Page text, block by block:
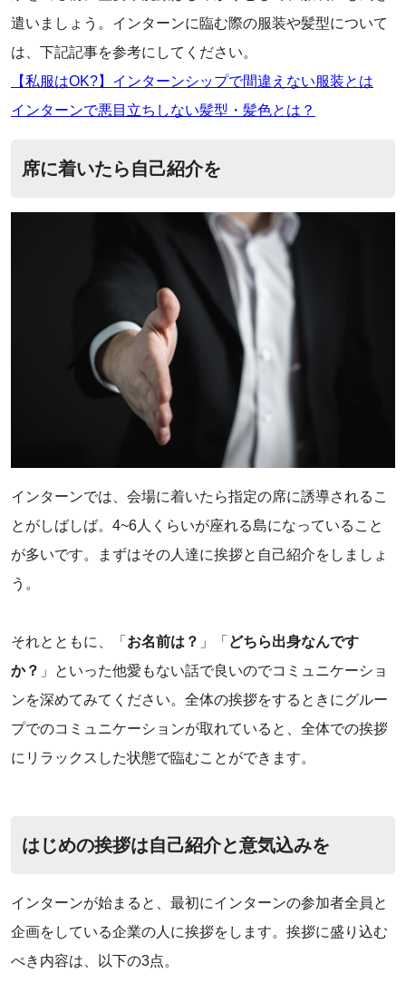
遣いましょう。インターンに臨む際の服装や髪型について
は、下記記事を参考にしてください。
【私服はOK?】インターンシップで間違えない服装とは
インターンで悪目立ちしない髪型・髪色とは？
席に着いたら自己紹介を
インターンでは、会場に着いたら指定の席に誘導されるこ
とがしばしば。4~6人くらいが座れる島になっていること
が多いです。まずはその人達に挨拶と自己紹介をしましょ
う。
‌それとともに、「 お名前は？ 」「 どちら出身なんです
か？ 」といった他愛もない話で良いのでコミュニケーショ
ンを深めてみてください。全体の挨拶をするときにグルー
プでのコミュニケーションが取れていると、全体での挨拶
にリラックスした状態で臨むことができます。
はじめの挨拶は自己紹介と意気込みを
‌インターンが始まると、最初にインターンの参加者全員と
企画をしている企業の人に挨拶をします。挨拶に盛り込む
べき内容は、以下の3点。